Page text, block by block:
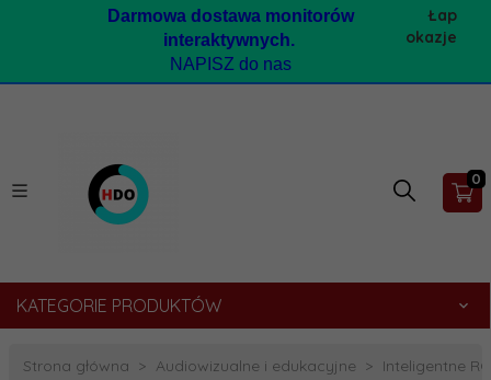
Darmowa dostawa monitorów
interaktywnych.
NAPISZ do nas
Łap
okazje
0
KATEGORIE PRODUKTÓW
Strona główna Audiowizualne i edukacyjne Inteligentne